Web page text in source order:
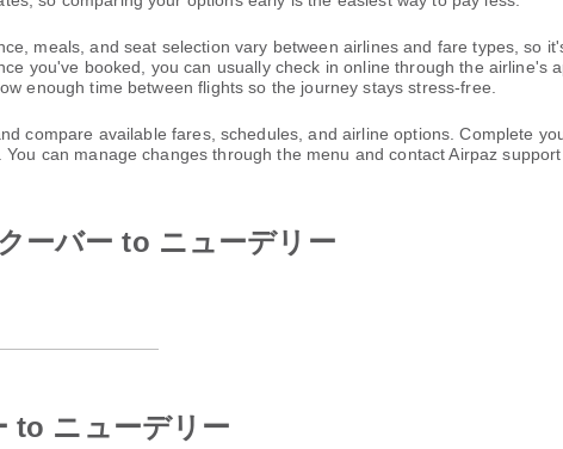
meals, and seat selection vary between airlines and fare types, so
you've booked, you can usually check in online through the airline's
enough time between flights so the journey stays stress-free.
compare available fares, schedules, and airline options. Complete
can manage changes through the menu and contact Airpaz
ーバー to ニューデリー
to ニューデリー